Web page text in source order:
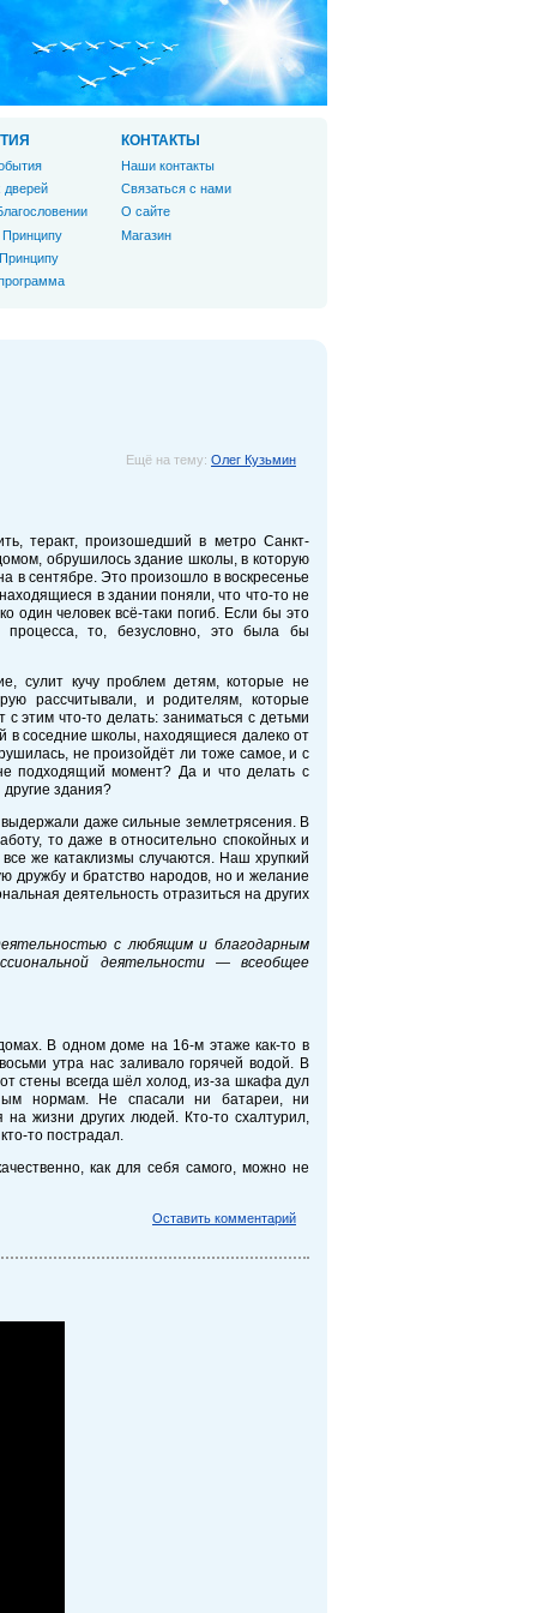
Ещё на тему: Олег Кузьмин
теракт, произошедший в метро Санкт-
обрушилось здание школы, в которую
в сентябре. Это произошло в воскресенье
в здании поняли, что что-то не
один человек всё-таки погиб. Если бы это
то, безусловно, это была бы
сулит кучу проблем детям, которые не
рассчитывали, и родителям, которые
этим что-то делать: заниматься с детьми
в соседние школы, находящиеся далеко от
не произойдёт ли тоже самое, и с
подходящий момент? Да и что делать с
здания?
выдержали даже сильные землетрясения. В
то даже в относительно спокойных и
же катаклизмы случаются. Наш хрупкий
дружбу и братство народов, но и желание
деятельность отразиться на других
с любящим и благодарным
деятельности — всеобщее
В одном доме на 16-м этаже как-то в
утра нас заливало горячей водой. В
стены всегда шёл холод, из-за шкафа дул
нормам. Не спасали ни батареи, ни
жизни других людей. Кто-то схалтурил,
то пострадал.
как для себя самого, можно не
Оставить комментарий
дверей
КОНТАКТЫ
Наши контакты
Связаться с нами
О сайте
Магазин